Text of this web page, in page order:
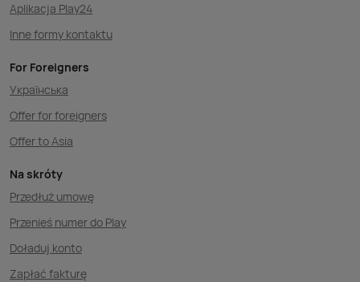
Aplikacja Play24
Inne formy kontaktu
For Foreigners
Українська
Offer for foreigners
Offer to Asia
Na skróty
Przedłuż umowę
Przenieś numer do Play
Doładuj konto
Zapłać fakturę